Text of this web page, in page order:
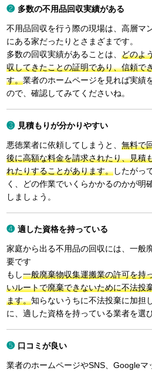
多数の不用品回収実績がある
不用品回収を行う際の現場は、高層マ
にある家だったりとさまざまです。
多数の回収実績があることは、どのよ
収してきたことの証明であり、信頼で
す。業者のホームページを見れば実績
ので、確認してみてくださいね。
見積もりが分かりやすい
悪徳業者に依頼してしまうと、無料で
後に高額な料金を請求されたり、見積
れたりすることがあります。したがっ
く、どの作業でいくらかかるのかが明
しましょう。
適した資格を持っている
家庭から出る不用品の回収には、一般
要です
もし一般廃棄物収集運搬業の許可を持
いルートで廃棄できないために不法投
ます。知らないうちに不法投棄に加担
に、適した資格を持っている業者を選
口コミが良い
業者のホームページやSNS、Google